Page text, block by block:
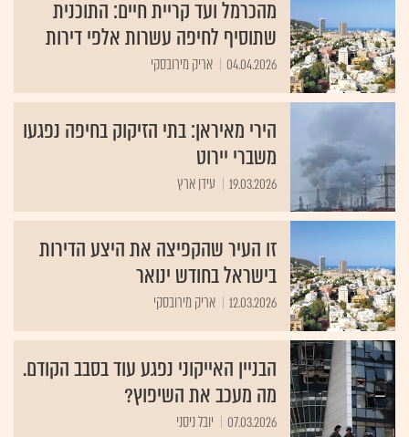
מהכרמל ועד קריית חיים: התוכנית
שתוסיף לחיפה עשרות אלפי דירות
04.04.2026 אריק מירובסקי
הירי מאיראן: בתי הזיקוק בחיפה נפגעו
משברי יירוט
19.03.2026 עידן ארץ
זו העיר שהקפיצה את היצע הדירות
בישראל בחודש ינואר
12.03.2026 אריק מירובסקי
הבניין האייקוני נפגע עוד בסבב הקודם.
מה מעכב את השיפוץ?
07.03.2026 יובל ניסני